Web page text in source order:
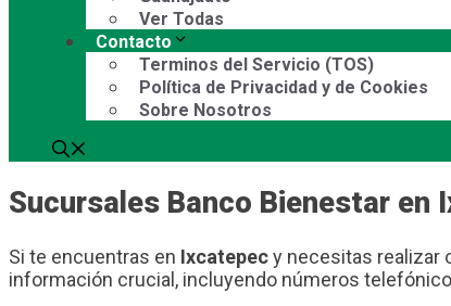
Ver Todas
Contacto
Terminos del Servicio (TOS)
Política de Privacidad y de Cookies
Sobre Nosotros
Sucursales Banco Bienestar en
Si te encuentras en Ixcatepecy necesitas realizar
información crucial, incluyendo números